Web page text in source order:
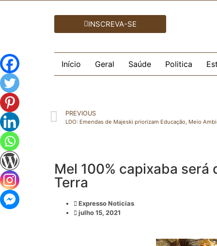
INSCREVA-SE
Início Geral Saúde Politica
PREVIOUS
Mel 100% capixaba será
Terra
Expresso Noticias
julho 15, 2021